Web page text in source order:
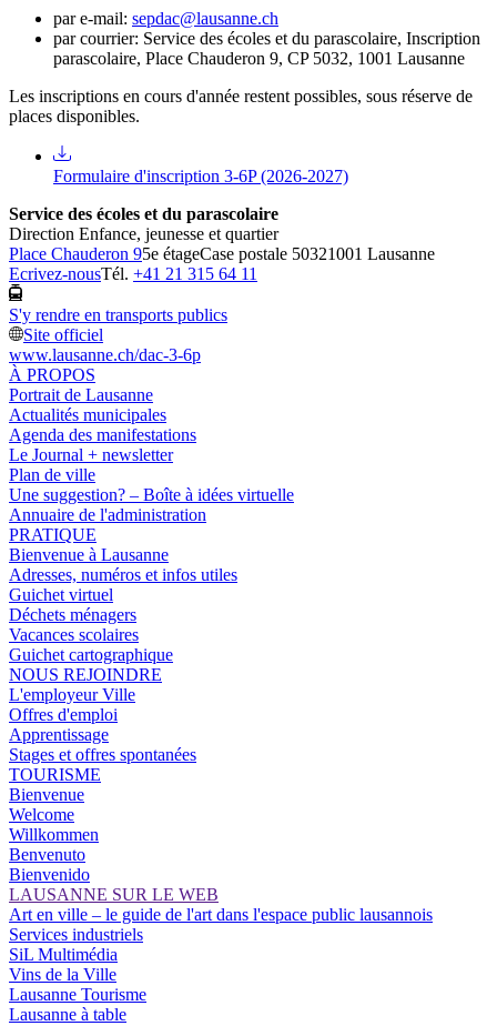
par e-mail: sepdac@lausanne.ch
par courrier: Service des écoles et du parascolaire, Inscription
parascolaire, Place Chauderon 9, CP 5032, 1001 Lausanne
Les inscriptions en cours d'année restent possibles, sous réserve de
places disponibles.
Formulaire d'inscription 3-6P (2026-2027)
Service des écoles et du parascolaire
Direction Enfance, jeunesse et quartier
Place Chauderon 95e étageCase postale 50321001 Lausanne
Ecrivez-nousTél. +41 21 315 64 11
S'y rendre en transports publics
Site officiel
www.lausanne.ch/dac-3-6p
À PROPOS
Portrait de Lausanne
Actualités municipales
Agenda des manifestations
Le Journal + newsletter
Plan de ville
Une suggestion? – Boîte à idées virtuelle
Annuaire de l'administration
PRATIQUE
Bienvenue à Lausanne
Adresses, numéros et infos utiles
Guichet virtuel
Déchets ménagers
Vacances scolaires
Guichet cartographique
NOUS REJOINDRE
L'employeur Ville
Offres d'emploi
Apprentissage
Stages et offres spontanées
TOURISME
Bienvenue
Welcome
Willkommen
Benvenuto
Bienvenido
LAUSANNE SUR LE WEB
Art en ville – le guide de l'art dans l'espace public lausannois
Services industriels
SiL Multimédia
Vins de la Ville
Lausanne Tourisme
Lausanne à table